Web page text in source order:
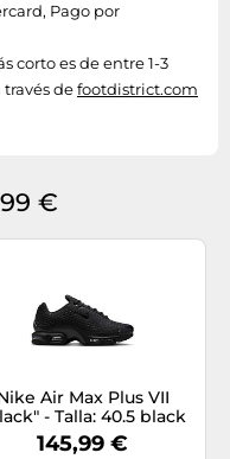
Pago por
corto es de entre 1-3
defootdistrict.com
€
Air Max Plus VII
- Talla: 40.5 black
145,99 €